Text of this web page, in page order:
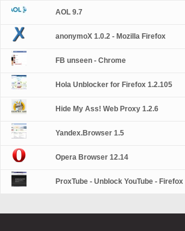
AOL 9.7
anonymoX 1.0.2 - Mozilla Firefox
FB unseen - Chrome
Hola Unblocker for Firefox 1.2.105
Hide My Ass! Web Proxy 1.2.6
Yandex.Browser 1.5
Opera Browser 12.14
ProxTube - Unblock YouTube - Firefox